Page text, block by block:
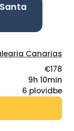
Canarias
€178
9h 10min
6 plovidbe